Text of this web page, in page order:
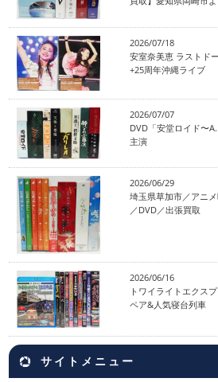
2026/07/18
安室奈美恵 ラストド
+25周年沖縄ライブ
2026/07/07
DVD「安堂ロイド〜
主演
2026/06/29
埼玉県草加市／アニ
／DVD／出張買取
2026/06/16
トワイライトエクス
ペア&人気寝台列車
サイトメニュー